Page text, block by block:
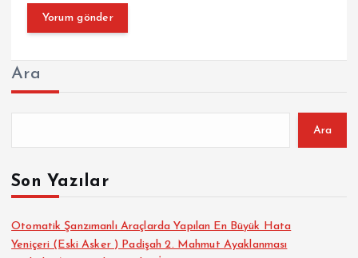
Ara
Ara
Son Yazılar
Otomatik Şanzımanlı Araçlarda Yapılan En Büyük Hata
Yeniçeri (Eski Asker ) Padişah 2. Mahmut Ayaklanması